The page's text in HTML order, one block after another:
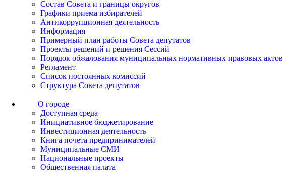
Состав Совета и границы округов
Графики приема избирателей
Антикоррупционная деятельность
Информация
Примерный план работы Совета депутатов
Проекты решений и решения Сессий
Порядок обжалования муниципальных нормативных правовых актов
Регламент
Список постоянных комиссий
Структура Совета депутатов
О городе
Доступная среда
Инициативное бюджетирование
Инвестиционная деятельность
Книга почета предпринимателей
Муниципальные СМИ
Национальные проекты
Общественная палата